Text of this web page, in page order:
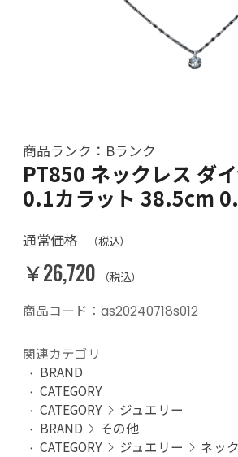
商品ランク：Bランク
PT850 ネックレス ダ
0.1カラット 38.5cm
通常価格 （税込）
￥26,720 （税込）
商品コード：as20240718s012
関連カテゴリ
BRAND
CATEGORY
CATEGORY
ジュエリー
BRAND
その他
CATEGORY
ジュエリー ネッ